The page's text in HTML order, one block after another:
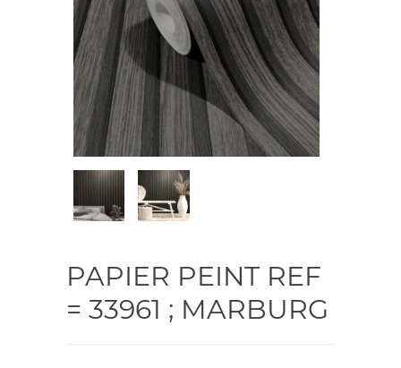
PAPIER PEINT REF
= 33961 ; MARBURG